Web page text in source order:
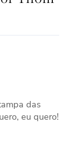
das
eu quero!